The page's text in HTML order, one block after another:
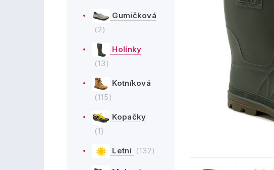
Gumičková
(2)
Holínky
(13)
Kotníková
(115)
Kopačky
(1)
Letní (132)